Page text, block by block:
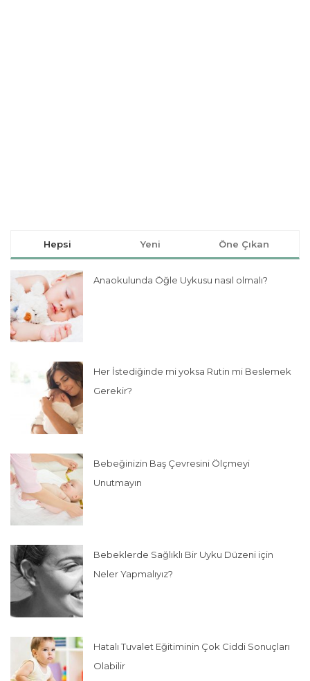
Hepsi Yeni Öne Çıkan
Anaokulunda Öğle Uykusu nasıl olmalı?
Her İstediğinde mi yoksa Rutin mi Beslemek
Gerekir?
Bebeğinizin Baş Çevresini Ölçmeyi
Unutmayın
Bebeklerde Sağlıklı Bir Uyku Düzeni için
Neler Yapmalıyız?
Hatalı Tuvalet Eğitiminin Çok Ciddi Sonuçları
Olabilir